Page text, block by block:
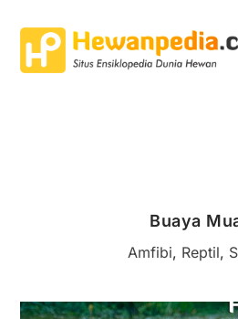
Buaya
Amfibi, Reptil,